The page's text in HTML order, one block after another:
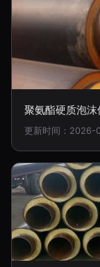
聚氨酯硬质泡
更新时间：2026-